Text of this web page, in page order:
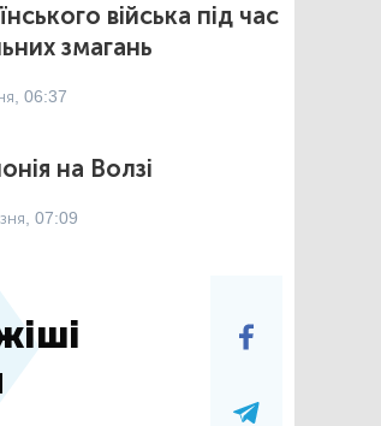
війська під час
змагань
06:37
на Волзі
07:09